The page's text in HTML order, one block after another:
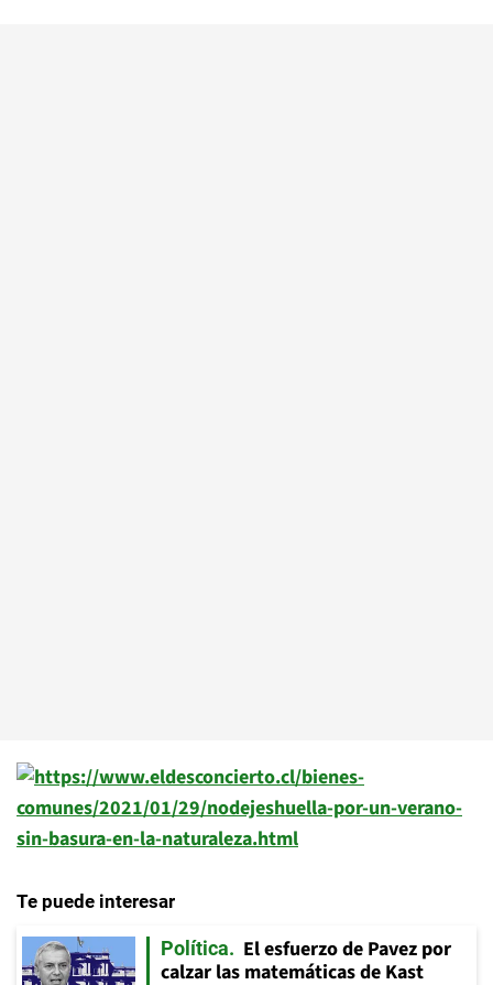
Te puede interesar
Política
El esfuerzo de Pavez por
calzar las matemáticas de Kast